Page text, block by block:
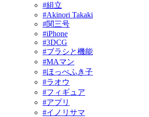
#組立
#Akinori Takaki
#関三号
#iPhone
#3DCG
#ブラシと機能
#MAマン
#ほっぺふき子
#ラオウ
#フィギュア
#アプリ
#イノリサマ